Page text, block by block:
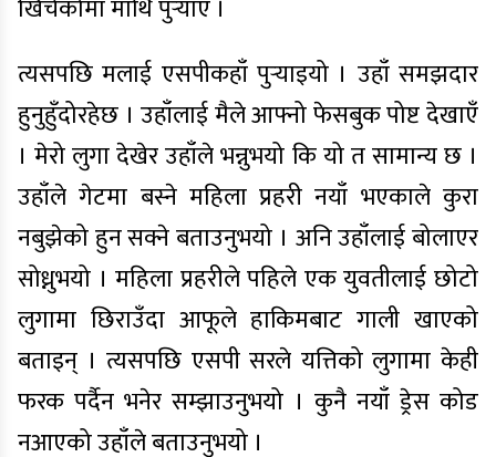
खिचेकोमा माथि पुर्‍याए ।
त्यसपछि मलाई एसपीकहाँ पुर्‍याइयो । उहाँ समझदार
हुनुहुँदोरहेछ । उहाँलाई मैले आफ्नो फेसबुक पोष्ट देखाएँ
। मेरो लुगा देखेर उहाँले भन्नुभयो कि यो त सामान्य छ ।
उहाँले गेटमा बस्ने महिला प्रहरी नयाँ भएकाले कुरा
नबुझेको हुन सक्ने बताउनुभयो । अनि उहाँलाई बोलाएर
सोध्नुभयो । महिला प्रहरीले पहिले एक युवतीलाई छोटो
लुगामा छिराउँदा आफूले हाकिमबाट गाली खाएको
बताइन् । त्यसपछि एसपी सरले यत्तिको लुगामा केही
फरक पर्दैन भनेर सम्झाउनुभयो । कुनै नयाँ ड्रेस कोड
नआएको उहाँले बताउनुभयो ।